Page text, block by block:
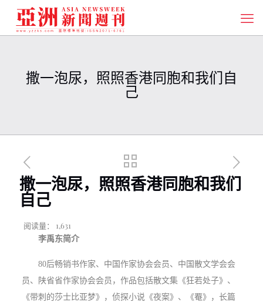
撒一泡尿，照照香港同胞和我们自
己
撒一泡尿，照照香港同胞和我们
自己
阅读量： 1,631
李禹东简介
80后畅销书作家、中国作家协会会员、中国散文学会会
员、陕省省作家协会会员，作品包括散文集《狂若处子》、
《带刺的莎士比亚梦》，侦探小说《夜案》、《罨》，长篇